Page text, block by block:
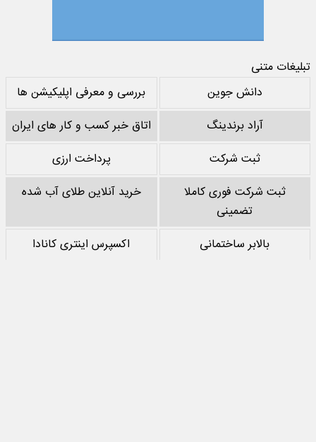
تبلیغات متنی
دانش جوین
بررسی و معرفی اپلیکیشن ها
آراد برندینگ
اتاق خبر کسب و کار های ایران
ثبت شرکت
پرداخت ارزی
ثبت شرکت فوری کاملا
تضمینی
خرید آنلاین طلای آب شده
بالابر ساختمانی
اکسپرس اینتری کانادا